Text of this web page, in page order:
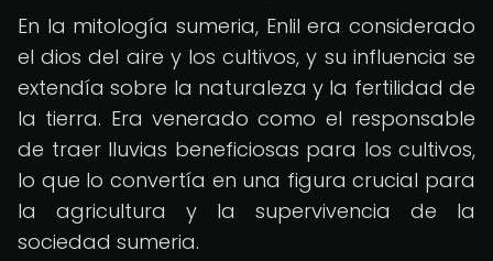
En la mitología sumeria, Enlil era considerado
el dios del aire y los cultivos, y su influencia se
extendía sobre la naturaleza y la fertilidad de
la tierra. Era venerado como el responsable
de traer lluvias beneficiosas para los cultivos,
lo que lo convertía en una figura crucial para
la agricultura y la supervivencia de la
sociedad sumeria.